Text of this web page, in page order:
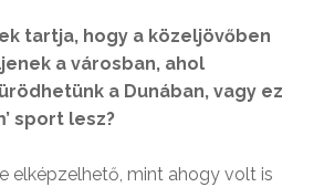
tartja, hogy a közeljövőben
a városban, ahol
a Dunában, vagy ez
sport lesz?
elképzelhető, mint ahogy volt is